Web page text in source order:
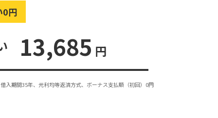
0円
13,685 円
入期間35年、元利均等返済方式、ボーナス支払額（初回）0円